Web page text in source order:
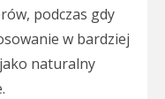
podczas gdy
w bardziej
naturalny